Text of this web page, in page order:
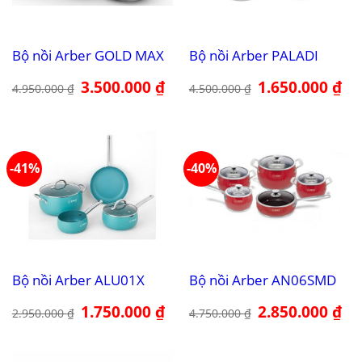
Bộ nồi Arber GOLD MAX
4.950.000₫ Giá
gốc
3.500.000₫Giá
hiện
Bộ nồi Arber PALADI
4.500.000₫ Giá
gốc
1.650.000₫Giá
-41%
Bộ nồi Arber ALU01X
2.950.000₫ Giá
gốc
1.750.000₫Giá
hiện
-40%
Bộ nồi Arber AN06SMD
4.750.000₫ Giá
gốc
2.850.000₫Giá